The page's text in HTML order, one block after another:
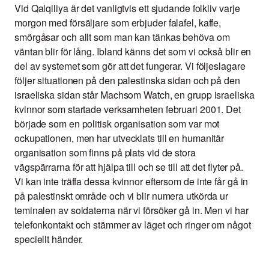
Vid Qalqiliya är det vanligtvis ett sjudande folkliv varje
morgon med försäljare som erbjuder falafel, kaffe,
smörgåsar och allt som man kan tänkas behöva om
väntan blir för lång. Ibland känns det som vi också blir en
del av systemet som gör att det fungerar. Vi följeslagare
följer situationen på den palestinska sidan och på den
israeliska sidan står Machsom Watch, en grupp israeliska
kvinnor som startade verksamheten februari 2001. Det
började som en politisk organisation som var mot
ockupationen, men har utvecklats till en humanitär
organisation som finns på plats vid de stora
vägspärrarna för att hjälpa till och se till att det flyter på.
Vi kan inte träffa dessa kvinnor eftersom de inte får gå in
på palestinskt område och vi blir numera utkörda ur
teminalen av soldaterna när vi försöker gå in. Men vi har
telefonkontakt och stämmer av läget och ringer om något
speciellt händer.